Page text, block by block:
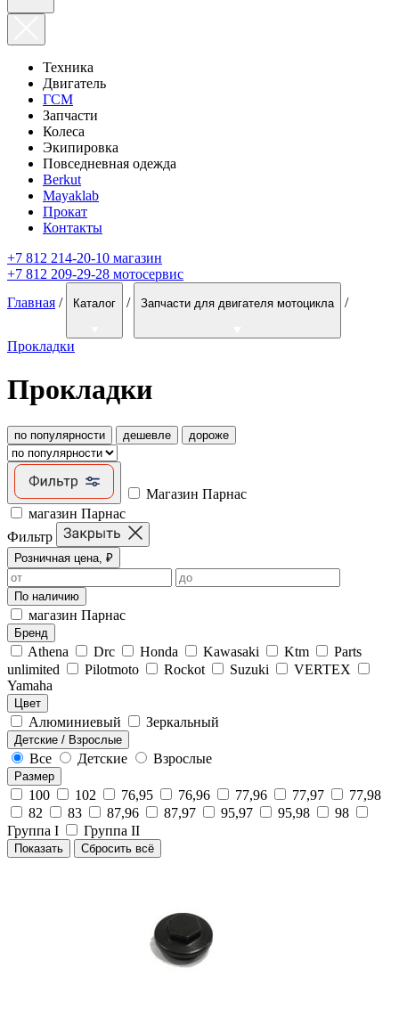
Техника
Двигатель
ГСМ
Запчасти
Колеса
Экипировка
Повседневная одежда
Berkut
Mayaklab
Прокат
Контакты
+7 812 214-20-10 магазин
+7 812 209-29-28 мотосервис
Главная / Каталог / Запчасти для двигателя мотоцикла /
Прокладки
Прокладки
по популярности дешевле дороже
Магазин Парнас
магазин Парнас
Фильтр
Розничная цена, ₽
По наличию
магазин Парнас
Бренд
Athena Drc Honda Kawasaki Ktm
Parts
unlimited
Pilotmoto Rockot Suzuki
VERTEX
Yamaha
Цвет
Алюминиевый Зеркальный
Детские / Взрослые
Все Детские Взрослые
Размер
100 102 76,95 76,96 77,96 77,97
77,98
82
83 87,96 87,97 95,97 95,98
98
Группа I
Группа II
Показать Сбросить всё